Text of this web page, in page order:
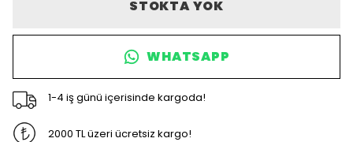
STOKTA YOK
WHATSAPP
1-4 iş günü içerisinde kargoda!
2000 TL üzeri ücretsiz kargo!